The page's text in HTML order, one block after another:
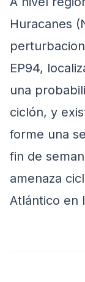
Huracanes
EP94,
una
ciclón, y
forme una
fin de
amenaza
Atlántico en